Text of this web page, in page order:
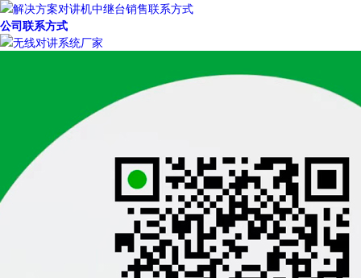
公司联系方式